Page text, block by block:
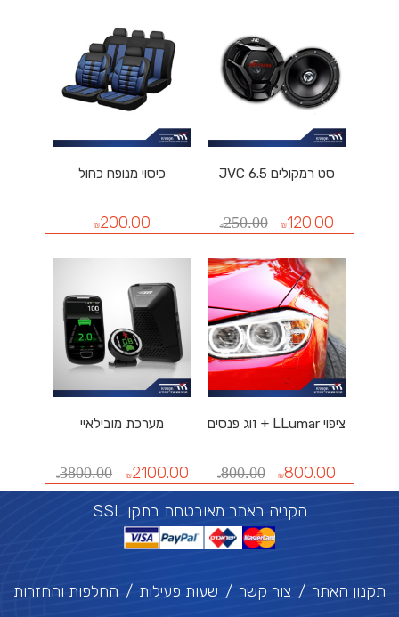
סט רמקולים JVC 6.5
₪120.00
₪250.00
כיסוי מנופח כחול
₪200.00
ציפוי LLumar + זוג פנסים
₪800.00
₪800.00
מערכת מובילאיי
₪2100.00
₪3800.00
SSL הקניה באתר מאובטחת בתקן
תקנון האתר צור קשר שעות פעילות החלפות והחזרות